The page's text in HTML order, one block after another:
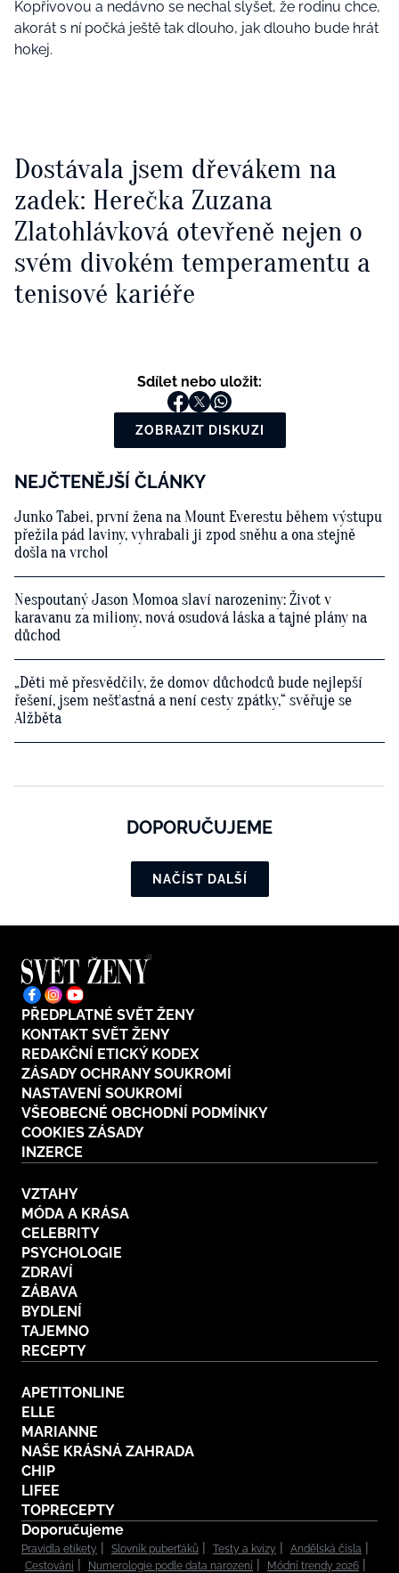
Kopřivovou a nedávno se nechal slyšet, že rodinu chce,
akorát s ní počká ještě tak dlouho, jak dlouho bude hrát
hokej.
Dostávala jsem dřevákem na
zadek: Herečka Zuzana
Zlatohlávková otevřeně nejen o
svém divokém temperamentu a
tenisové kariéře
Sdílet nebo uložit:
ZOBRAZIT DISKUZI
NEJČTENĚJŠÍ ČLÁNKY
Junko Tabei, první žena na Mount Everestu během výstupu
přežila pád laviny, vyhrabali ji zpod sněhu a ona stejně
došla na vrchol
Nespoutaný Jason Momoa slaví narozeniny: Život v
karavanu za miliony, nová osudová láska a tajné plány na
důchod
„Děti mě přesvědčily, že domov důchodců bude nejlepší
řešení, jsem nešťastná a není cesty zpátky,“ svěřuje se
Alžběta
DOPORUČUJEME
NAČÍST DALŠÍ
PŘEDPLATNÉ SVĚT ŽENY
KONTAKT SVĚT ŽENY
REDAKČNÍ ETICKÝ KODEX
ZÁSADY OCHRANY SOUKROMÍ
NASTAVENÍ SOUKROMÍ
VŠEOBECNÉ OBCHODNÍ PODMÍNKY
COOKIES ZÁSADY
INZERCE
VZTAHY
MÓDA A KRÁSA
CELEBRITY
PSYCHOLOGIE
ZDRAVÍ
ZÁBAVA
BYDLENÍ
TAJEMNO
RECEPTY
APETITONLINE
ELLE
MARIANNE
NAŠE KRÁSNÁ ZAHRADA
CHIP
LIFEE
TOPRECEPTY
Doporučujeme
Pravidla etikety Slovník puberťáků Testy a kvízy
Andělská čísla
Cestování
Numerologie podle data narození
Módní trendy 2026